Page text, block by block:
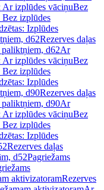
Ar izplūdes vāciņuBez
Bez izplūdes
Izplūdes
d62Rezerves daļas
paliktņiem, d62Ar
Ar izplūdes vāciņuBez
Bez izplūdes
Izplūdes
d90Rezerves daļas
paliktņiem, d90Ar
Ar izplūdes vāciņuBez
Bez izplūdes
Izplūdes
Rezerves daļas
d52Pagriežams
aktivizatoramRezerves